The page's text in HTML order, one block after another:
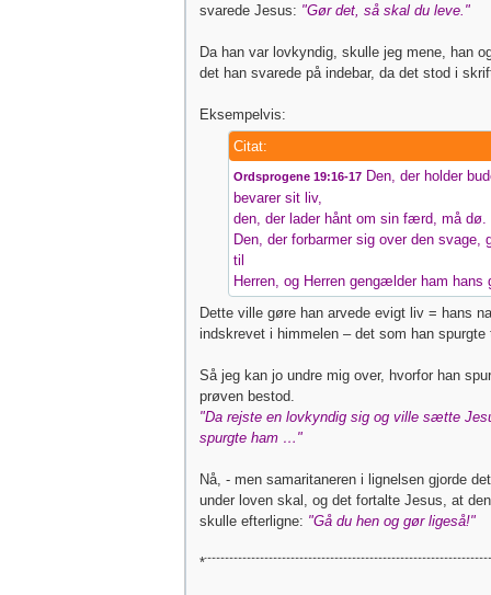
svarede Jesus: "Gør det, så skal du leve."
Da han var lovkyndig, skulle jeg mene, han
det han svarede på indebar, da det stod i
Eksempelvis:
Citat:
Ordsprogene 19:16-17 Den, der holder
bevarer sit liv,
den, der lader hånt om sin færd, må dø.
Den, der forbarmer sig over den svage,
til
Herren, og Herren gengælder ham hans
Dette ville gøre han arvede evigt liv = hans
indskrevet i himmelen – det som han spurgte
Så jeg kan jo undre mig over, hvorfor han
prøven bestod.
"Da rejste en lovkyndig sig og ville sætte
spurgte ham …"
Nå, - men samaritaneren i lignelsen gjorde
under loven skal, og det fortalte Jesus, at
skulle efterligne: "Gå du hen og gør ligeså!"